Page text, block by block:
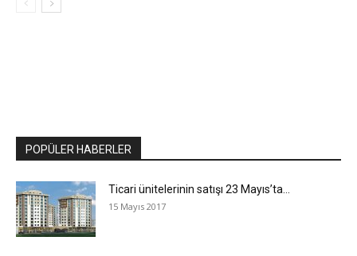
POPÜLER HABERLER
Ticari ünitelerinin satışı 23 Mayıs’ta…
15 Mayıs 2017